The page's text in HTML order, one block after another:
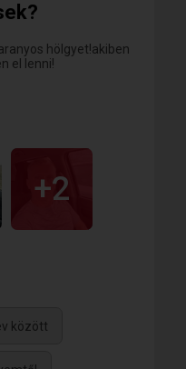
hölgyet!akiben
el lenni!
+2
között